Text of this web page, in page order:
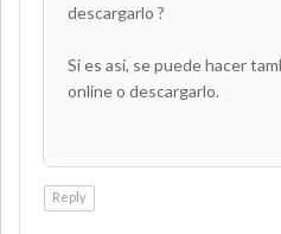
descargarlo ?
Si es así, se puede hacer
online o descargarlo.
Reply